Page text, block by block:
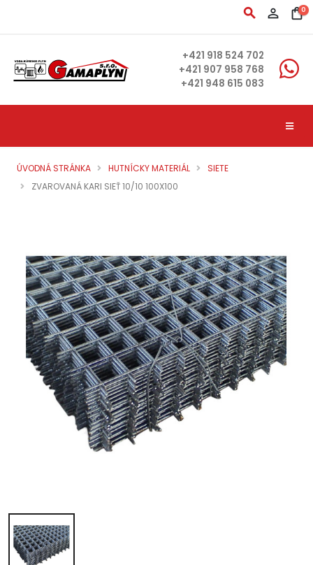
search person_outline shopping_bag0
+421 918 524 702
+421 907 958 768
+421 948 615 083
ÚVODNÁ STRÁNKA HUTNÍCKY MATERIÁL
SIETE
ZVAROVANÁ KARI SIEŤ 10/10 100X100